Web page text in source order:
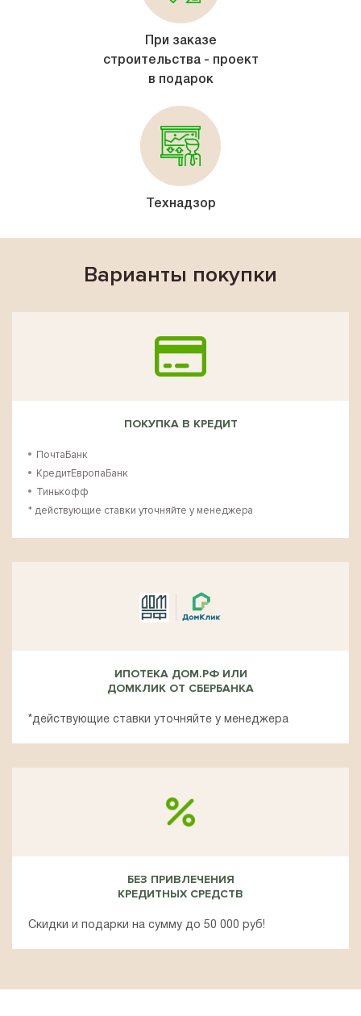
При заказе
строительства - проект
в подарок
Технадзор
Варианты покупки
ПОКУПКА В КРЕДИТ
ПочтаБанк
КредитЕвропаБанк
Тинькофф
* действующие ставки уточняйте у менеджера
ИПОТЕКА ДОМ.РФ ИЛИ
ДОМКЛИК ОТ СБЕРБАНКА
*действующие ставки уточняйте у менеджера
БЕЗ ПРИВЛЕЧЕНИЯ
КРЕДИТНЫХ СРЕДСТВ
Скидки и подарки на сумму до 50 000 руб!